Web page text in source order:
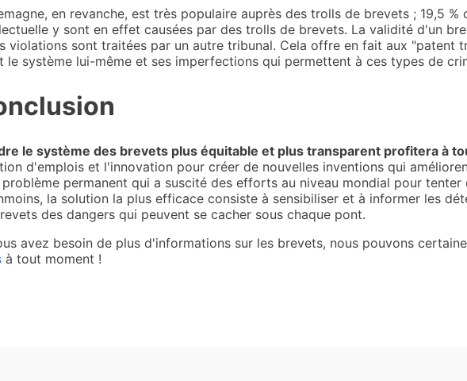
en revanche, est très populaire auprès des trolls de brevets ; 19,5
y sont en effet causées par des trolls de brevets. La validité d'un
violations sont traitées par un autre tribunal. Cela offre en fait aux "patent
le système lui-même et ses imperfections qui permettent à ces types de
le système des brevets plus équitable et plus transparent profitera à
d'emplois et l'innovation pour créer de nouvelles inventions qui
permanent qui a suscité des efforts au niveau mondial pour
la solution la plus efficace consiste à sensibiliser et à informer les
des dangers qui peuvent se cacher sous chaque pont.
avez besoin de plus d'informations sur les brevets, nous pouvons
à tout moment !